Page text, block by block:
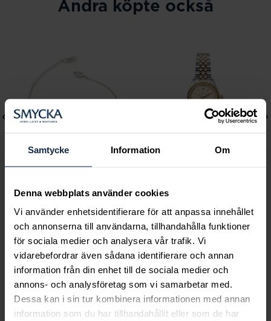
Samtycke Information Om
Denna webbplats använder cookies
Vi använder enhetsidentifierare för att anpassa innehållet
och annonserna till användarna, tillhandahålla funktioner
för sociala medier och analysera vår trafik. Vi
vidarebefordrar även sådana identifierare och annan
information från din enhet till de sociala medier och
annons- och analysföretag som vi samarbetar med.
Dessa kan i sin tur kombinera informationen med annan
information som du har tillhandahållit eller som de har
Andra köpte också
Lily and Rose
Emily pearl bracelet -
Ivory
Pris:349 kr
349 kr
Mockberg
Royal Watch 28 mm
Pris:2 399 kr
2 399 kr